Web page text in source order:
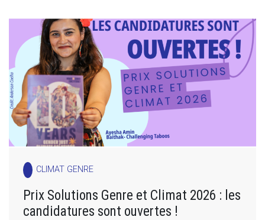
CLIMAT GENRE
Prix Solutions Genre et Climat 2026 : les
candidatures sont ouvertes !